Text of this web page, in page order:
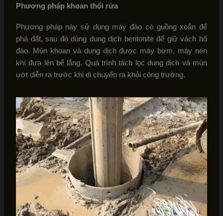
Phương pháp khoan thổi rửa
Phương pháp này sử dụng máy đào có guồng xoắn để
phá đất, sau đó dùng dung dịch bentonite để giữ vách hố
đào. Mùn khoan và dung dịch được máy bơm, máy nén
khí đưa lên bể lắng. Quá trình tách lọc dung dịch và mùn
ướt diễn ra trước khi di chuyển ra khỏi công trường.